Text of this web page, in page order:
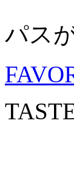
パス